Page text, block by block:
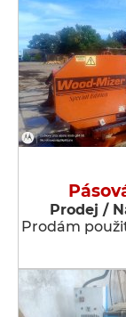
Prodej /
Prodám